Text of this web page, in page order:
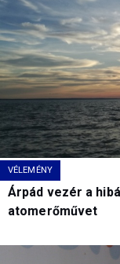
VÉLEMÉNY
Árpád vezér a
atomerőművet